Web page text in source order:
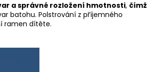
a správné rozložení hmotnosti, čímž
batohu. Polstrování z příjemného
ramen dítěte.